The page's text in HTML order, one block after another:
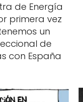
de Energía
primera vez
un
de
con España